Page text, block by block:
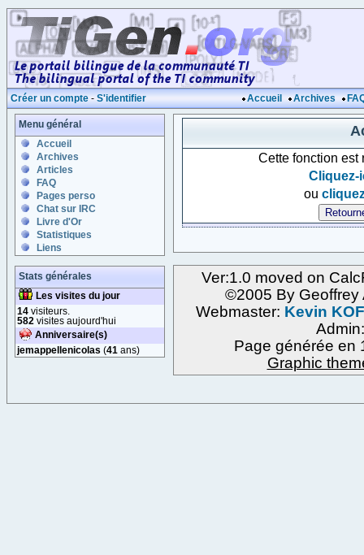
Créer un compte - S'identifier Accueil Archives
Menu général
Accueil
Archives
Articles
FAQ
Pages perso
Chat sur IRC
Livre d'Or
Statistiques
Liens
Stats générales
Les visites du jour
14 visiteurs.
582 visites aujourd'hui
Anniversaire(s)
jemappellenicolas (41 ans)
Cette fonction est
Cliquez-
ou
Ver:1.0 moved on
©2005 By Geoffrey
Webmaster: Kevin
Page générée en
Graphic